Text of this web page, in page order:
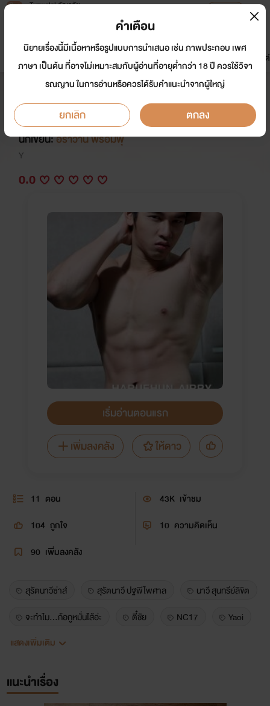
Tunwalai ธัญวลัย
หน้าแรก นิยาย อีบุ๊ก การ์ตูน
มาใหม่
ดรีมแชท ธัญลิสต์
จะทำไม...ก้อกูหมั่นไส้อ่ะ ( อีโรติก
NC17 / จบแล้ว / ไม่ติดเหรียญ+กุญแจ )
นักเขียน:อิราวาน พรอัมพุ
Y
0.0
เริ่มอ่านตอนแรก
เพิ่มลงคลัง
ให้ดาว
11 ตอน 43K เข้าชม
104 ถูกใจ 10 ความคิดเห็น
90 เพิ่มลงคลัง
สุรัตนาวีซ่าส์ สุรัตนาวี ปฐพีไพศาล
นาวี สุนทรีย์ลิขิต
จะทำไม...ก้อกูหมั่นไส้อ่ะ
ตี๋ชัย NC17
Yaoi
นิยายวาย
แสดงเพิ่มเติม
แนะนำเรื่อง
คำเตือน
นิยายเรื่องนี้มีเนื้อหาหรือรูปแบบการนำเสนอ เช่น ภาพประกอบ เพศ
ภาษา เป็นต้น ที่อาจไม่เหมาะสมกับผู้อ่านที่อายุต่ำกว่า 18 ปี ควรใช้วิจา
รณญาน ในการอ่านหรือควรได้รับคำแนะนำจากผู้ใหญ่
ยกเลิก ตกลง